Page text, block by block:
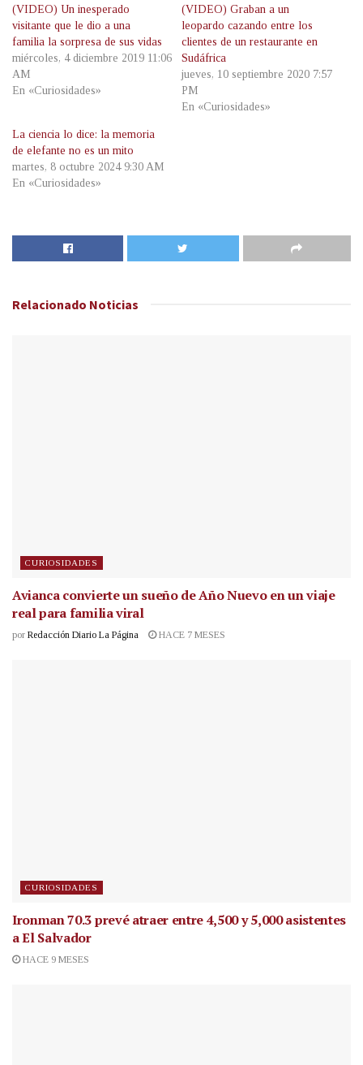
(VIDEO) Un inesperado
visitante que le dio a una
familia la sorpresa de sus vidas
miércoles, 4 diciembre 2019 11:06
AM
En «Curiosidades»
(VIDEO) Graban a un
leopardo cazando entre los
clientes de un restaurante en
Sudáfrica
jueves, 10 septiembre 2020 7:57
PM
En «Curiosidades»
La ciencia lo dice: la memoria
de elefante no es un mito
martes, 8 octubre 2024 9:30 AM
En «Curiosidades»
Relacionado Noticias
CURIOSIDADES
Avianca convierte un sueño de Año Nuevo en un viaje
real para familia viral
por Redacción Diario La Página HACE 7 MESES
CURIOSIDADES
Ironman 70.3 prevé atraer entre 4,500 y 5,000 asistentes
a El Salvador
HACE 9 MESES